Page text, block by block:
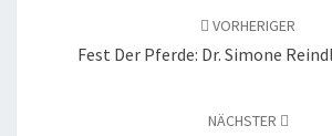
VORHERIGER
Fest Der Pferde: Dr. Simone
NÄCHSTER